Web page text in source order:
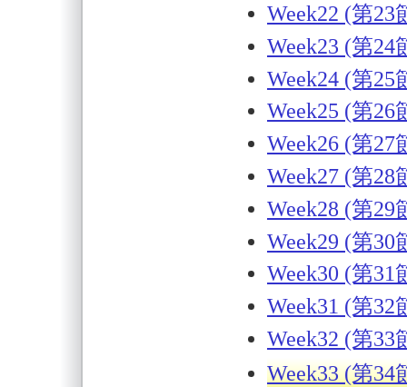
Week22 (第23
Week23 (第24
Week24 (第25
Week25 (第26
Week26 (第27
Week27 (第28
Week28 (第29
Week29 (第30
Week30 (第31
Week31 (第32
Week32 (第33
Week33 (第34